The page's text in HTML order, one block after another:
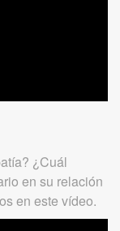
¿Cuál
en su relación
en este vídeo.